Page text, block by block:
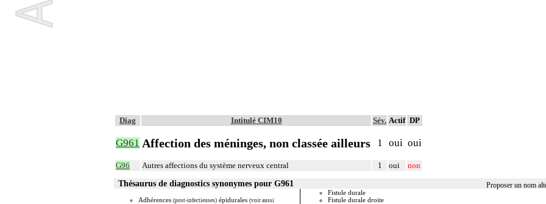
Diag Intitulé CIM10 Sév. Actif DP
G961 Affection des méninges, non classée ailleurs 1 oui oui
G96 Autres affections du système nerveux central 1 oui non
Proposer un nom
Thésaurus de diagnostics synonymes pour G961
Adhérences (post-infectieuses) épidurales (voir aussi
Fistule durale
Fistule durale droite